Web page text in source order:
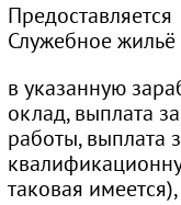
Предоставляется
Служебное жильё
в указанную
оклад, выплата
работы, выплата
таковая